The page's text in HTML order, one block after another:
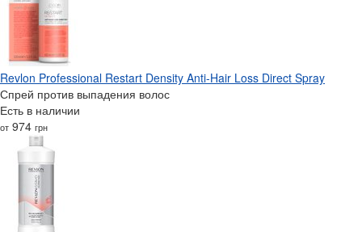
Revlon Professional Restart Density Anti-Hair Loss Direct Spray
Спрей против выпадения волос
Есть в наличии
от 974 грн